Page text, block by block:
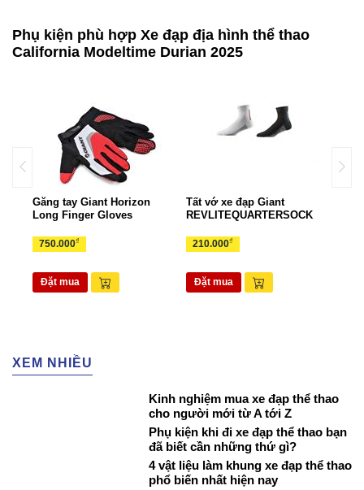
Phụ kiện phù hợp Xe đạp địa hình thể thao
California Modeltime Durian 2025
Găng tay Giant Horizon
Long Finger Gloves
750.000₫
Đặt mua
Tất vớ xe đạp Giant
REVLITEQUARTERSOCK
210.000₫
Đặt mua
XEM NHIỀU
Kinh nghiệm mua xe đạp thể thao
cho người mới từ A tới Z
Phụ kiện khi đi xe đạp thể thao bạn
đã biết cần những thứ gì?
4 vật liệu làm khung xe đạp thể thao
phổ biến nhất hiện nay